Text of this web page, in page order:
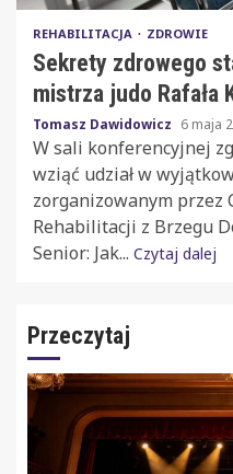
REHABILITACJA ZDROWIE
Sekrety zdrowego
mistrza judo Rafała
Tomasz Dawidowicz 6 maja
W sali konferencyjnej
wziąć udział w
zorganizowanym
Rehabilitacji z Brzegu
Senior: Jak... Czytaj dalej
Przeczytaj